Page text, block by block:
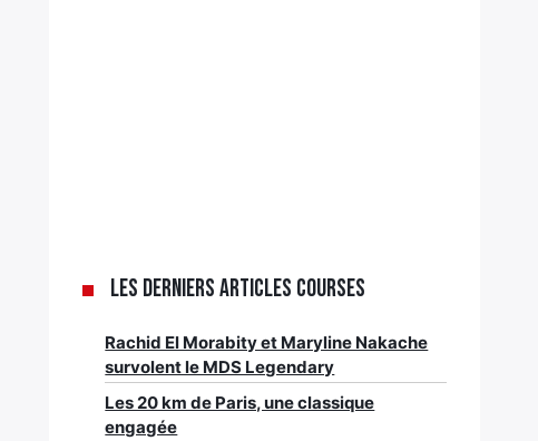
Les derniers articles Courses
Rachid El Morabity et Maryline Nakache
survolent le MDS Legendary
Les 20 km de Paris, une classique
engagée